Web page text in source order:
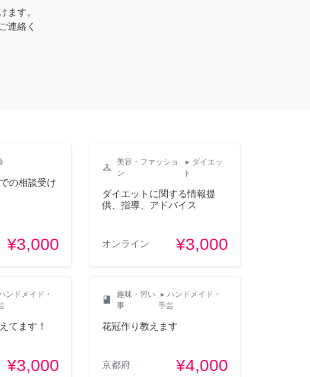
ます。
連絡く
の相談受け
¥3,000
checkroom
美容・ファッショ
ン
▸ ダイエッ
ト
ダイエットに関する情報提
供、指導、アドバイス
オンライン ¥3,000
ンドメイド・
てます！
¥3,000
class
趣味・習い
事
▸ ハンドメイド・
手芸
花冠作り教えます
京都府 ¥4,000